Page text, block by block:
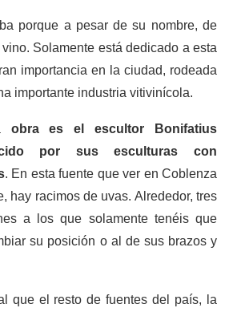
porque a pesar de su nombre, de
Solamente está dedicado a esta
importancia en la ciudad, rodeada
importante industria vitivinícola.
obra es el escultor Bonifatius
por sus esculturas con
. En esta fuente que ver en Coblenza
hay racimos de uvas. Alrededor, tres
a los que solamente tenéis que
su posición o al de sus brazos y
que el resto de fuentes del país, la